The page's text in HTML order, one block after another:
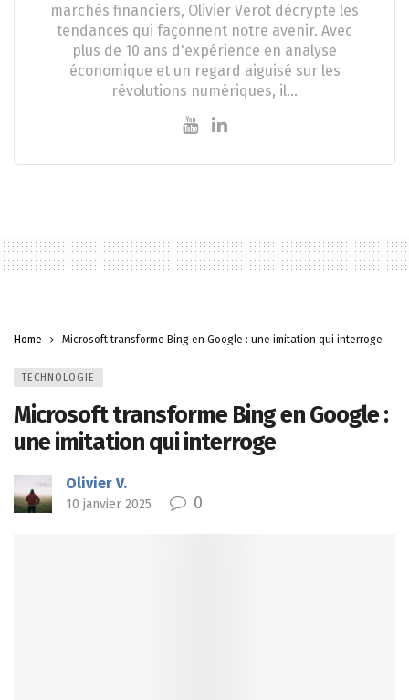
marchés financiers, Olivier Verot décrypte les
tendances qui façonnent notre avenir. Avec
plus de 10 ans d'expérience en analyse
économique et un regard aiguisé sur les
révolutions numériques, il…
Home Microsoft transforme Bing en Google : une imitation qui interroge
TECHNOLOGIE
Microsoft transforme Bing en Google :
une imitation qui interroge
Olivier V.
10 janvier 2025 0